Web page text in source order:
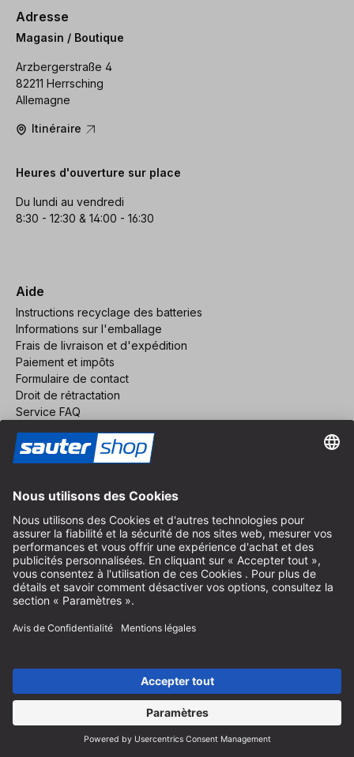
Adresse
Magasin / Boutique
Arzbergerstraße 4
82211 Herrsching
Allemagne
Itinéraire
Heures d'ouverture sur place
Du lundi au vendredi
8:30 - 12:30 & 14:00 - 16:30
Aide
Instructions recyclage des batteries
Informations sur l'emballage
Frais de livraison et d'expédition
Paiement et impôts
Formulaire de contact
Droit de rétractation
Service FAQ
Carrière
Espace revendeurs
Devenir revendeur
Protection des Données
Paramètres des Cookies